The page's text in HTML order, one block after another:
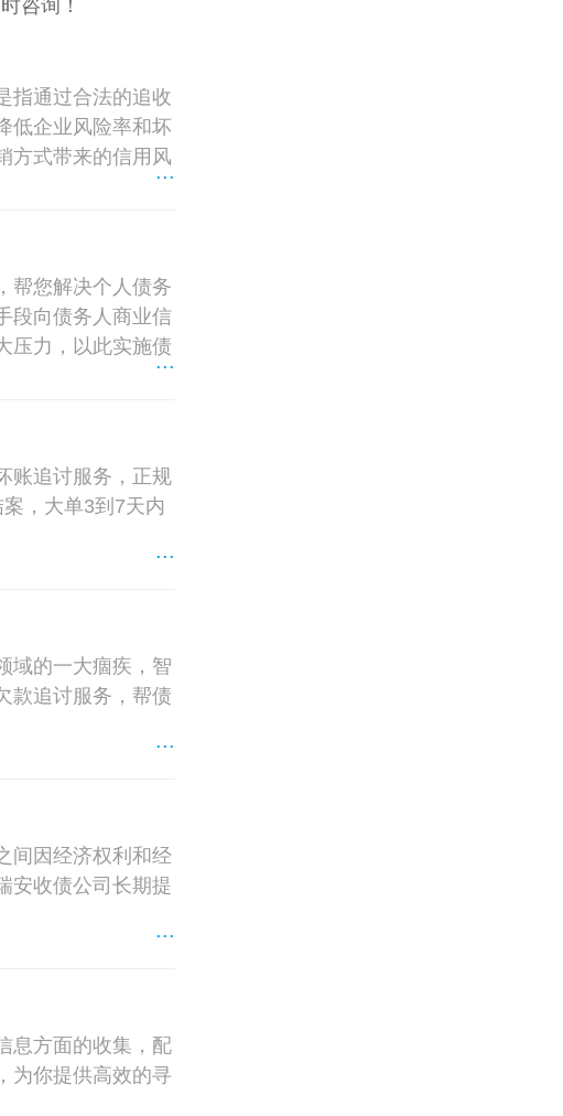
咨询！
指通过合法的追收
低企业风险率和坏
方式带来的信用风
...
帮您解决个人债务
段向债务人商业信
压力，以此实施债
...
账追讨服务，正规
，大单3到7天内
...
域的一大痼疾，智
款追讨服务，帮债
...
间因经济权利和经
安收债公司长期提
...
息方面的收集，配
为你提供高效的寻